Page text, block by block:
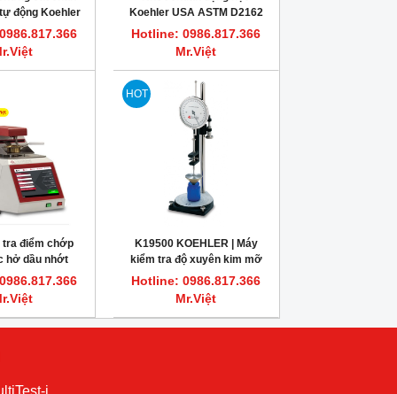
động Koehler
Koehler USA ASTM D2162
Hotline: 0986.817.366
Mr.Việt
tra điểm chớp
hở dầu nhớt
động Koehler
HOT
K19500 KOEHLER | Máy
kiểm tra độ xuyên kim mỡ
bôi trơn
Hotline: 0986.817.366
Mr.Việt
i